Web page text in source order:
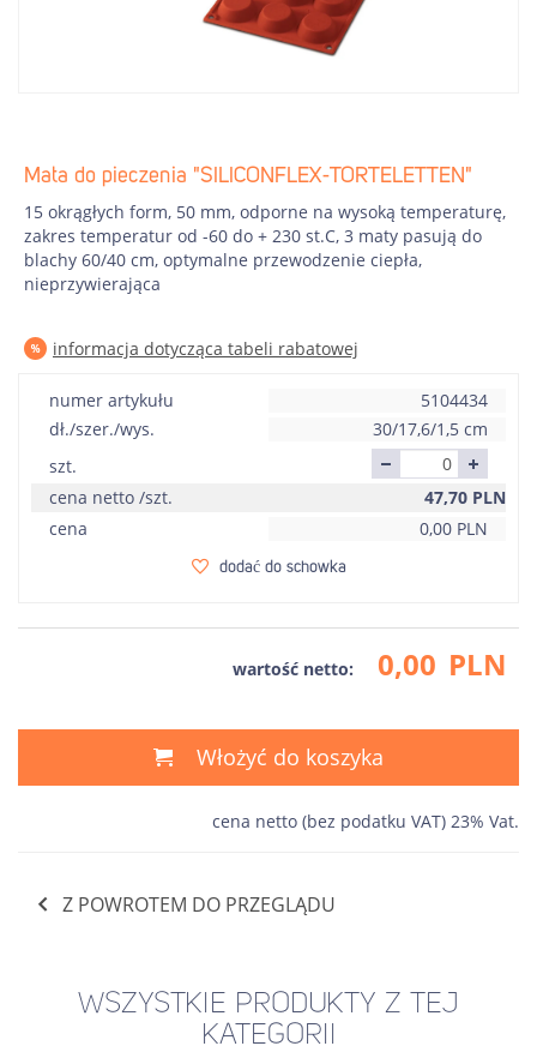
Mata do pieczenia "SILICONFLEX-TORTELETTEN"
15 okrągłych form, 50 mm, odporne na wysoką temperaturę,
zakres temperatur od -60 do + 230 st.C, 3 maty pasują do
blachy 60/40 cm, optymalne przewodzenie ciepła,
nieprzywierająca
informacja dotycząca tabeli rabatowej
numer artykułu
5104434
dł./szer./wys.
30/17,6/1,5 cm
szt.
cena netto /szt.
47,70 PLN
cena
0,00 PLN
dodać do schowka
wartość netto: 0,00 PLN
Włożyć do koszyka
cena netto (bez podatku VAT) 23% Vat.
Z POWROTEM DO PRZEGLĄDU
WSZYSTKIE PRODUKTY Z TEJ
KATEGORII